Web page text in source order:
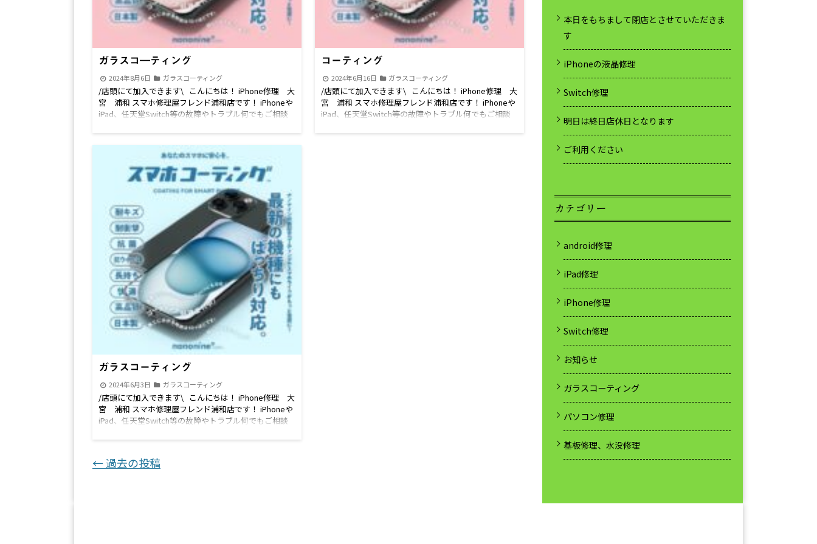
ガラスコ―ティング
2024年8月6日 ガラスコーティング
/店頭にて加入できます\ こんにちは！ iPhone修理 大
宮 浦和 スマホ修理屋フレンド浦和店です！ iPhoneや
iPad、任天堂Switch等の故障やトラブル何でもご相談
大宮区、富士見市、与野市等のお客様はもちろん、 遠
方からのご来店もお待ちしております！ ～価格表はこ
ちら～ LINE公式アカウントからLINEでお問合わせいた
だけます。 下記のリンクからLINEのお友だち登録いた
だきお問合わせください。 LINE公式アカウント 営業時
間 10:00〜19:00 続きを読む
コーティング
2024年6月16日 ガラスコーティング
/店頭にて加入できます\ こんにちは！ iPhone修理 大
宮 浦和 スマホ修理屋フレンド浦和店です！ iPhoneや
iPad、任天堂Switch等の故障やトラブル何でもご相談
ガラスコーティング
2024年6月3日 ガラスコーティング
/店頭にて加入できます\ こんにちは！ iPhone修理 大
宮 浦和 スマホ修理屋フレンド浦和店です！ iPhoneや
iPad、任天堂Switch等の故障やトラブル何でもご相談
方からのご来店もお待ちしております！ ～価格表はこ
投稿ナビゲーション
←過去の投稿
本日をもちまして閉店とさせていただきま
す
iPhoneの液晶修理
Switch修理
明日は終日店休日となります
ご利用ください
カテゴリー
android修理
iPad修理
iPhone修理
Switch修理
お知らせ
ガラスコーティング
パソコン修理
基板修理、水没修理